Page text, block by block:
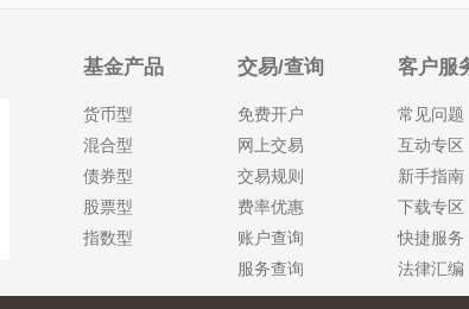
基金产品
货币型
混合型
债券型
股票型
指数型
交易/查询
免费开户
网上交易
交易规则
费率优惠
账户查询
服务查询
客户服
常见问题
互动专区
新手指南
下载专区
快捷服务
法律汇编